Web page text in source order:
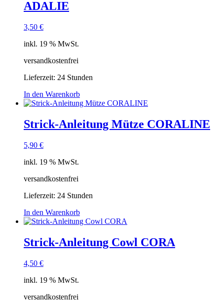
ADALIE
3,50 €
inkl. 19 % MwSt.
versandkostenfrei
Lieferzeit: 24 Stunden
In den Warenkorb
Strick-Anleitung Mütze CORALINE
5,90 €
inkl. 19 % MwSt.
versandkostenfrei
Lieferzeit: 24 Stunden
In den Warenkorb
Strick-Anleitung Cowl CORA
4,50 €
inkl. 19 % MwSt.
versandkostenfrei